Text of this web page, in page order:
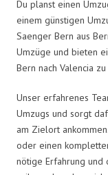
Du planst einen
einem günstigen
Saenger Bern aus
Umzüge und bieten
Bern nach Valencia
Unser erfahrenes
Umzugs und sorgt
am Zielort
oder einen
nötige Erfahrung und